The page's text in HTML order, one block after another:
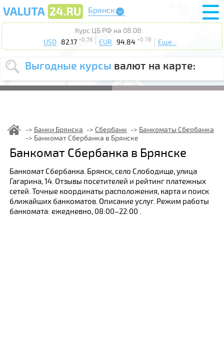
Брянск
Курс ЦБ РФ на 08.08:
USD
82.17 +0.76 EUR 94.84 +0.78 Еще...
Выгодные курсы валют на карте:
Выберите
USD EUR
курс от
Выберите
действие: Продать
Поиск
Банки Брянска Сбербанк
Банкоматы Сбербанка
Банкомат Сбербанка в Брянске
Банкомат Сбербанка в Брянске
Банкомат Сбербанка. Брянск, село Слободище, улица
Гагарина, 14. Отзывы посетителей и рейтинг платежных
сетей. Точные координаты расположения, карта и поиск
ближайших банкоматов. Описание услуг. Режим работы
банкомата: ежедневно, 08:00–22:00 .